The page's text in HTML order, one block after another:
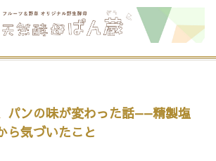
パンの味が変わった話——精製塩
ら気づいたこと